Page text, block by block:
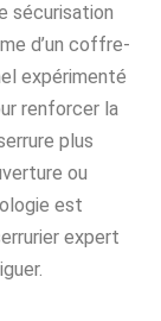
sécurisation
d’un coffre-
expérimenté
renforcer la
plus
ou
est
expert